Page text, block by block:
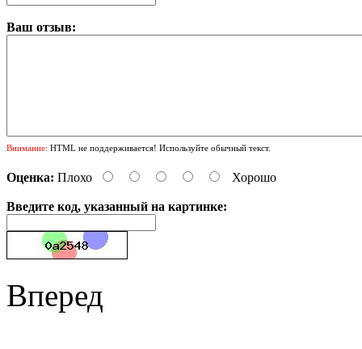
Ваш отзыв:
Внимание: HTML не поддерживается! Используйте обычный текст.
Оценка: Плохо Хорошо
Введите код, указанный на картинке:
Вперед